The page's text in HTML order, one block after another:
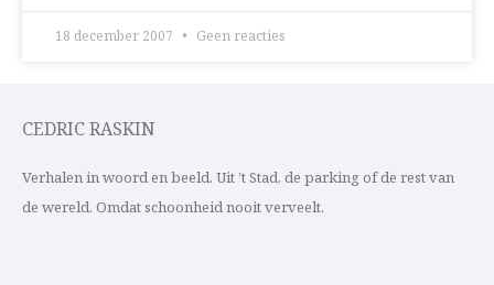
18 december 2007 Geen reacties
CEDRIC RASKIN
Verhalen in woord en beeld. Uit ’t Stad, de parking of de rest van
de wereld. Omdat schoonheid nooit verveelt.